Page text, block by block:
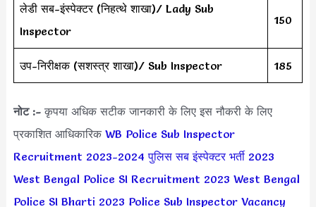
लेडी सब-इंस्पेक्टर (निहत्थे शाखा)/ Lady Sub
Inspector
150
उप-निरीक्षक (सशस्त्र शाखा)/ Sub Inspector 185
नोट :-कृपया अधिक सटीक जानकारी के लिए इस नौकरी के लिए
प्रकाशित आधिकारिक WB Police Sub Inspector
Recruitment 2023-2024 पुलिस सब इंस्पेक्टर भर्ती 2023
West Bengal Police SI Recruitment 2023 West Bengal
Police SI Bharti 2023 Police Sub Inspector Vacancy